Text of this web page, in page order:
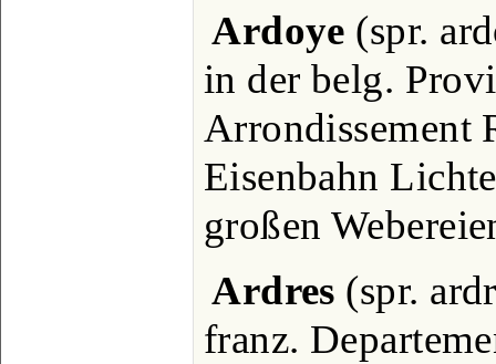
Ardoye (spr.
in der belg.
Arrondissement
Eisenbahn
großen
Ardres (spr.
franz.